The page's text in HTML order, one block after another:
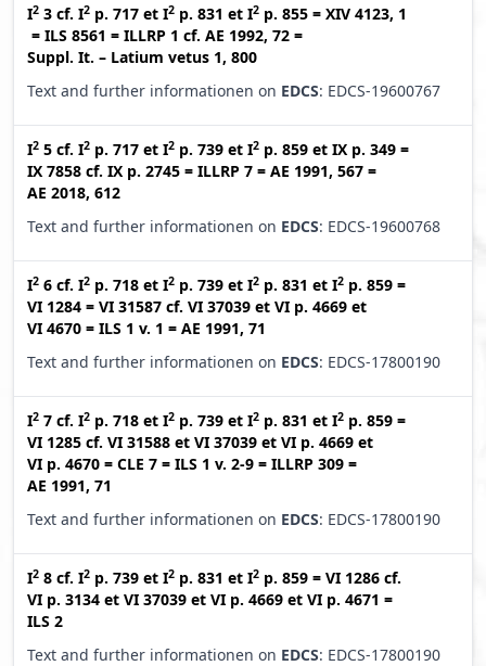
I2 3 cf. I2 p. 717 et I2 p. 831 et I2 p. 855 = XIV 4123, 1
= ILS 8561 = ILLRP 1 cf. AE 1992, 72 =
Suppl. It. – Latium vetus 1, 800
Text and further informationen on EDCS: EDCS-19600767
I2 5 cf. I2 p. 717 et I2 p. 739 et I2 p. 859 et IX p. 349 =
IX 7858 cf. IX p. 2745 = ILLRP 7 = AE 1991, 567 =
AE 2018, 612
Text and further informationen on EDCS: EDCS-19600768
I2 6 cf. I2 p. 718 et I2 p. 739 et I2 p. 831 et I2 p. 859 =
VI 1284 = VI 31587 cf. VI 37039 et VI p. 4669 et
VI 4670 = ILS 1 v. 1 = AE 1991, 71
Text and further informationen on EDCS: EDCS-17800190
I2 7 cf. I2 p. 718 et I2 p. 739 et I2 p. 831 et I2 p. 859 =
VI 1285 cf. VI 31588 et VI 37039 et VI p. 4669 et
VI p. 4670 = CLE 7 = ILS 1 v. 2-9 = ILLRP 309 =
AE 1991, 71
Text and further informationen on EDCS: EDCS-17800190
I2 8 cf. I2 p. 739 et I2 p. 831 et I2 p. 859 = VI 1286 cf.
VI p. 3134 et VI 37039 et VI p. 4669 et VI p. 4671 =
ILS 2
Text and further informationen on EDCS: EDCS-17800190